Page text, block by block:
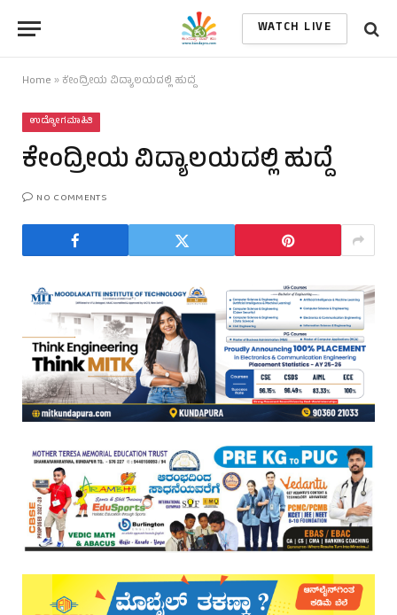
WATCH LIVE
Home »ಕೇಂದ್ರೀಯ ವಿದ್ಯಾಲಯದಲ್ಲಿ ಹುದ್ದೆ
ಉದ್ಯೋಗ ಮಾಹಿತಿ
ಕೇಂದ್ರೀಯ ವಿದ್ಯಾಲಯದಲ್ಲಿ ಹುದ್ದೆ
NO COMMENTS